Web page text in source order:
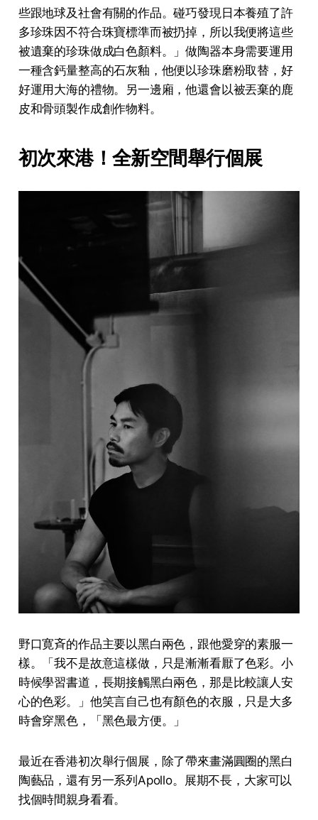
些跟地球及社會有關的作品。碰巧發現日本養殖了許
多珍珠因不符合珠寶標準而被扔掉，所以我便將這些
被遺棄的珍珠做成白色顏料。」做陶器本身需要運用
一種含鈣量整高的石灰釉，他便以珍珠磨粉取替，好
好運用大海的禮物。另一邊廂，他還會以被丟棄的鹿
皮和骨頭製作成創作物料。
初次來港！全新空間舉行個展
野口寛斉的作品主要以黑白兩色，跟他愛穿的素服一
樣。「我不是故意這樣做，只是漸漸看厭了色彩。小
時候學習書道，長期接觸黑白兩色，那是比較讓人安
心的色彩。」他笑言自己也有顏色的衣服，只是大多
時會穿黑色，「黑色最方便。」
最近在香港初次舉行個展，除了帶來畫滿圓圈的黑白
陶藝品，還有另一系列Apollo。展期不長，大家可以
找個時間親身看看。